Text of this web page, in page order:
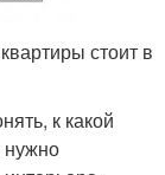
стоит в
к какой
нужно